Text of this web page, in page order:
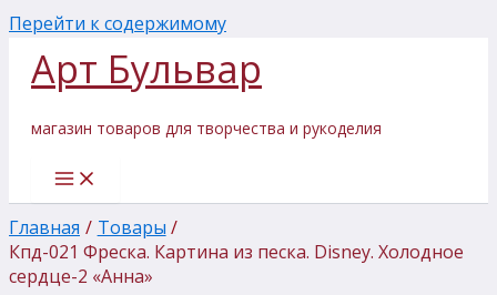
Перейти к содержимому
Арт Бульвар
магазин товаров для творчества и рукоделия
Главная
Товары
Кпд-021 Фреска. Картина из песка. Disney. Холодное
сердце-2 «Анна»